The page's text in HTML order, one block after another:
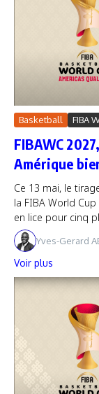
Basketball FIBA
FIBAWC
Amérique
Ce 13 mai, le
la FIBA World
en lice pour cinq
Yves-Gerard
Voir plus